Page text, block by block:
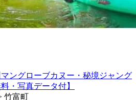
ングローブカヌー・秘境ジャング
・写真データ付】
竹富町